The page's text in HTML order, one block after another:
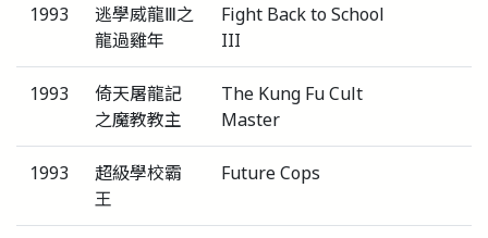
1993
逃學威龍Ⅲ之
龍過雞年
Fight Back to School
III
1993
倚天屠龍記
之魔教教主
The Kung Fu Cult
Master
1993
超級學校霸
王
Future Cops